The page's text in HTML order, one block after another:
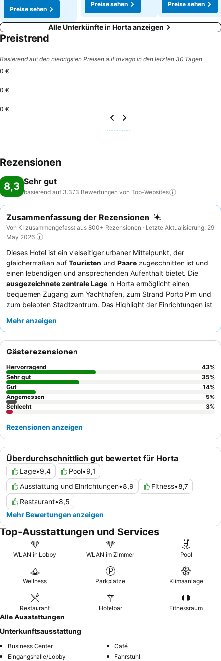
Preise sehen
Preise sehen
Preise sehen
Alle Unterkünfte in Horta anzeigen
Preistrend
Basierend auf den niedrigsten Preisen auf trivago in den letzten 30 Tagen
0 €
0 €
0 €
Rezensionen
8,3 Sehr gut
basierend auf 3.373 Bewertungen von Top-Websites
Zusammenfassung der Rezensionen
Von KI zusammengefasst aus 800+ Rezensionen · Letzte Aktualisierung: 29
May 2026
Dieses Hotel ist ein vielseitiger urbaner Mittelpunkt, der
gleichermaßen auf Touristen und Paare zugeschnitten ist und
einen lebendigen und ansprechenden Aufenthalt bietet. Die
ausgezeichnete zentrale Lage in Horta ermöglicht einen
bequemen Zugang zum Yachthafen, zum Strand Porto Pim und
zum belebten Stadtzentrum. Das Highlight der Einrichtungen ist
Berg Pico, ergänzt durch eine Bar und Essensservice. Gäste
das reichhaltige
das beste Erlebnis empfiehlt sich ein Zimmer mit
Terrasse, um die Umgebung zu genießen.
Mehr anzeigen
Überdurchschnittlich gut bewertet für Horta
Lage•9,4 Pool•9,1
Ausstattung und Einrichtungen•8,9 Fitness•8,7
Restaurant•8,5
Mehr Bewertungen anzeigen
Gästerezensionen
Hervorragend 43%
Sehr gut
35%
Gut
14%
Angemessen
5%
Schlecht
3%
Rezensionen anzeigen
Top-Ausstattungen und Services
WLAN in Lobby WLAN im Zimmer Pool
Wellness Parkplätze Klimaanlage
Restaurant Hotelbar Fitnessraum
Alle Ausstattungen
Unterkunftsausstattung
Business Center
Café
Eingangshalle/Lobby
Fahrstuhl